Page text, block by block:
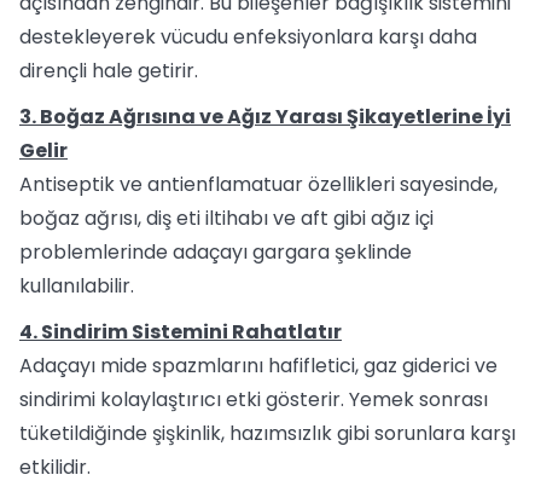
destekleyerek vücudu enfeksiyonlara karşı daha
dirençli hale getirir.
3. Boğaz Ağrısına ve Ağız Yarası Şikayetlerine İyi
Gelir
Antiseptik ve antienflamatuar özellikleri sayesinde,
boğaz ağrısı, diş eti iltihabı ve aft gibi ağız içi
problemlerinde adaçayı gargara şeklinde
kullanılabilir.
4. Sindirim Sistemini Rahatlatır
Adaçayı mide spazmlarını hafifletici, gaz giderici ve
sindirimi kolaylaştırıcı etki gösterir. Yemek sonrası
tüketildiğinde şişkinlik, hazımsızlık gibi sorunlara karşı
etkilidir.